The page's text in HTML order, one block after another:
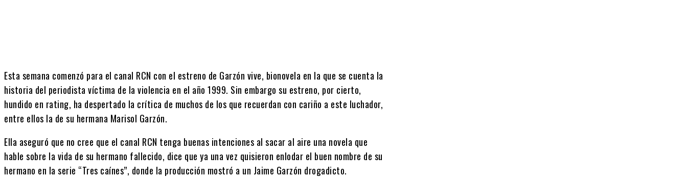
Esta semana comenzó para el canal RCN con el estreno de Garzón vive, bionovela en la que se cuenta la
historia del periodista víctima de la violencia en el año 1999. Sin embargo su estreno, por cierto,
hundido en rating, ha despertado la crítica de muchos de los que recuerdan con cariño a este luchador,
entre ellos la de su hermana Marisol Garzón.
Ella aseguró que no cree que el canal RCN tenga buenas intenciones al sacar al aire una novela que
hable sobre la vida de su hermano fallecido, dice que ya una vez quisieron enlodar el buen nombre de su
hermano en la serie “Tres caínes”, donde la producción mostró a un Jaime Garzón drogadicto.